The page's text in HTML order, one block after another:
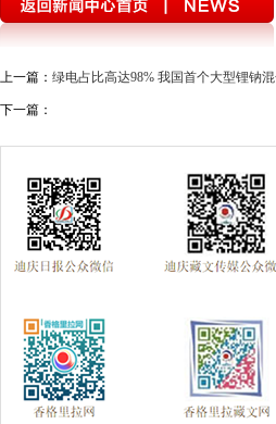
上一篇： 绿电占比高达98% 我国首个大型锂钠
下一篇：